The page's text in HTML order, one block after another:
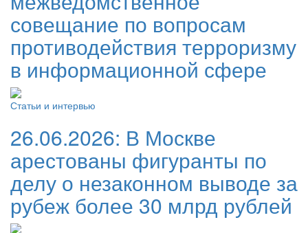
совещание по вопросам
противодействия терроризму
в информационной сфере
Статьи и интервью
26.06.2026: В Москве
арестованы фигуранты по
делу о незаконном выводе за
рубеж более 30 млрд рублей